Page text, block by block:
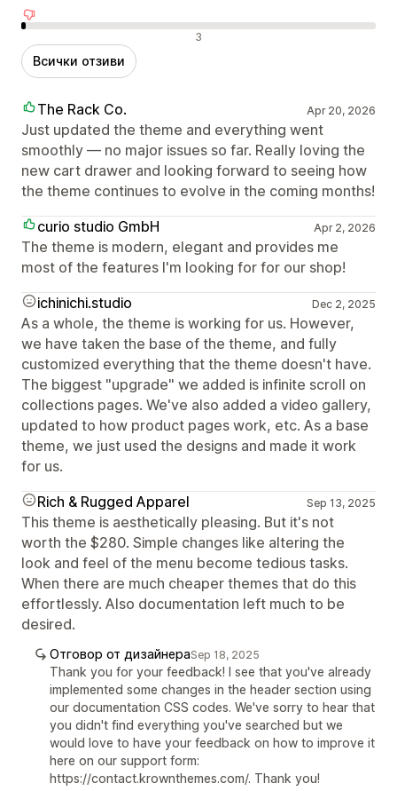
Отрицателни отзиви 3
Всички отзиви
The Rack Co. Apr 20, 2026
Just updated the theme and everything went
smoothly — no major issues so far. Really loving the
new cart drawer and looking forward to seeing how
the theme continues to evolve in the coming months!
curio studio GmbH
Apr 2, 2026
The theme is modern, elegant and provides me
most of the features I'm looking for for our shop!
ichinichi.studio
Dec 2, 2025
As a whole, the theme is working for us. However,
we have taken the base of the theme, and fully
customized everything that the theme doesn't have.
The biggest "upgrade" we added is infinite scroll on
collections pages. We've also added a video gallery,
updated to how product pages work, etc. As a base
theme, we just used the designs and made it work
for us.
Rich & Rugged Apparel
Sep 13, 2025
This theme is aesthetically pleasing. But it's not
worth the $280. Simple changes like altering the
look and feel of the menu become tedious tasks.
When there are much cheaper themes that do this
effortlessly. Also documentation left much to be
desired.
Отговор от дизайнераSep 18, 2025
Thank you for your feedback! I see that you've already
implemented some changes in the header section using
our documentation CSS codes. We've sorry to hear that
you didn't find everything you've searched but we
would love to have your feedback on how to improve it
here on our support form:
https://contact.krownthemes.com/. Thank you!